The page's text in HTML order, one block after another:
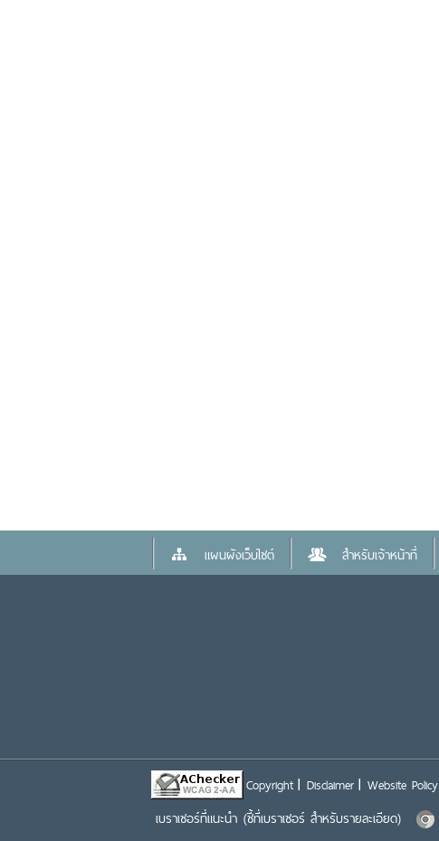
แผนผังเว็บไซต์ สำหรับเจ้าหน้าที่
Copyright Disclaimer Website Policy
เบราเซอร์ที่แนะนำ (ชี้ที่เบราเซอร์ สำหรับรายละเอียด)